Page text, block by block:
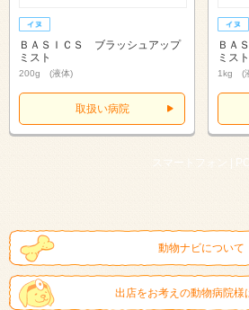
ＢＡＳＩＣＳ ブラッシュアップ
ミスト
200g (液体)
取扱い病院
ＢＡ
ミス
1kg (
スマートフォン | PC
動物ナビについて
出店をお考えの動物病院様